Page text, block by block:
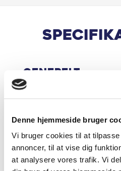
Denne hjemmeside bruger
Vi bruger cookies til at
annoncer, til at vise dig
at analysere vores trafik. Vi
Centrallås
Elruder for/bag
Fartpilot
Generelt
Motor & Ydelse
Økonomi